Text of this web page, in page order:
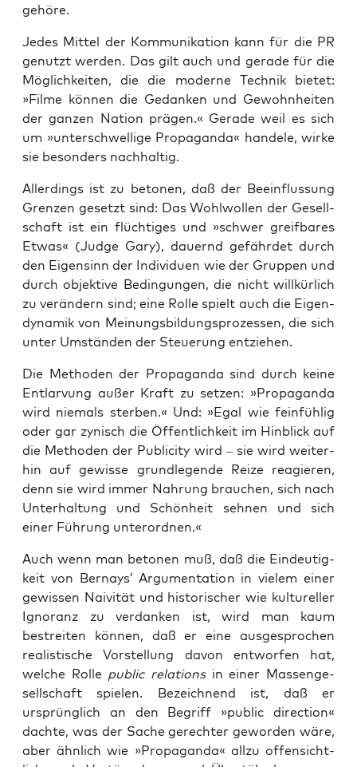
gehöre.
Jedes Mit­tel der Kom­mu­ni­ka­ti­on kann für die PR
genutzt wer­den. Das gilt auch und gera­de für die
Mög­lich­kei­ten, die die moder­ne Tech­nik bie­tet:
»Fil­me kön­nen die Gedan­ken und Gewohn­hei­ten
der gan­zen Nati­on prä­gen.« Gera­de weil es sich
um »unter­schwel­li­ge Pro­pa­gan­da« han­de­le, wir­ke
sie beson­ders nachhaltig.
Aller­dings ist zu beto­nen, daß der Beein­flus­sung
Gren­zen gesetzt sind: Das Wohl­wol­len der Gesell­
schaft ist ein flüch­ti­ges und »schwer greif­ba­res
Etwas« (Judge Gary), dau­ernd gefähr­det durch
den Eigen­sinn der Indi­vi­du­en wie der Grup­pen und
durch objek­ti­ve Bedin­gun­gen, die nicht will­kür­lich
zu ver­än­dern sind; eine Rol­le spielt auch die Eigen­
dy­na­mik von Mei­nungs­bil­dungs­pro­zes­sen, die sich
unter Umstän­den der Steue­rung entziehen.
Die Metho­den der Pro­pa­gan­da sind durch kei­ne
Ent­lar­vung außer Kraft zu set­zen: »Pro­pa­gan­da
wird nie­mals ster­ben.« Und: »Egal wie fein­füh­lig
oder gar zynisch die Öffent­lich­keit im Hin­blick auf
die Metho­den der Publi­ci­ty wird – sie wird wei­ter­
hin auf gewis­se grund­le­gen­de Rei­ze reagie­ren,
denn sie wird immer Nah­rung brau­chen, sich nach
Unter­hal­tung und Schön­heit seh­nen und sich
einer Füh­rung unterordnen.«
Auch wenn man beto­nen muß, daß die Ein­deu­tig­
keit von Ber­nays’ Argu­men­ta­ti­on in vie­lem einer
gewis­sen Nai­vi­tät und his­to­ri­scher wie kul­tu­rel­ler
Igno­ranz zu ver­dan­ken ist, wird man kaum
bestrei­ten kön­nen, daß er eine aus­ge­spro­chen
rea­lis­ti­sche Vor­stel­lung davon ent­wor­fen hat,
wel­che Rol­le public rela­ti­onsin einer Mas­sen­ge­
sell­schaft spie­len. Bezeich­nend ist, daß er
ursprüng­lich an den Begriff »public direc­tion«
dach­te, was der Sache gerech­ter gewor­den wäre,
aber ähn­lich wie »Pro­pa­gan­da« all­zu offen­sicht­